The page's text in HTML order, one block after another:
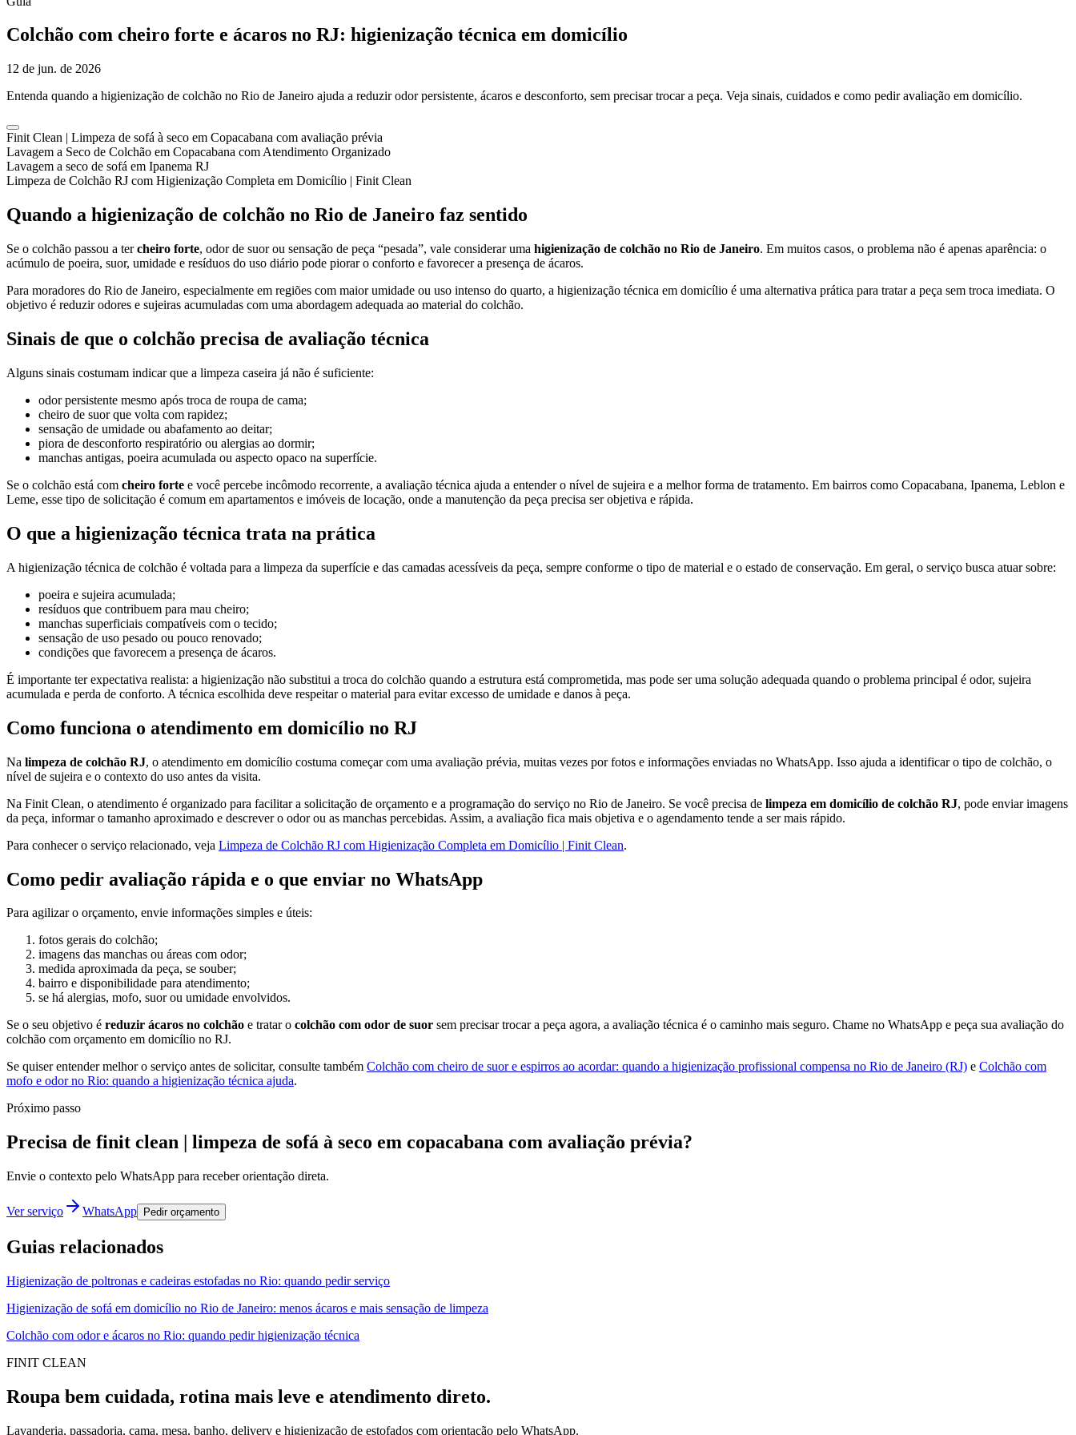
Colchão com cheiro forte e ácaros no RJ: higienização técnica em domicílio
12 de jun. de 2026
Entenda quando a higienização de colchão no Rio de Janeiro ajuda a reduzir odor persistente, ácaros e desconforto, sem precisar trocar a peça. Veja sinais, cuidados e como pedir avaliação em domicílio.
Finit Clean | Limpeza de sofá à seco em Copacabana com avaliação prévia
Lavagem a Seco de Colchão em Copacabana com Atendimento Organizado
Lavagem a seco de sofá em Ipanema RJ
Limpeza de Colchão RJ com Higienização Completa em Domicílio | Finit Clean
Quando a higienização de colchão no Rio de Janeiro faz sentido
Se o colchão passou a tercheiro forte, odor de suor ou sensação de peça “pesada”, vale considerar uma higienização de colchão no Rio de Janeiro. Em muitos casos, o problema não é apenas aparência: o
acúmulo de poeira, suor, umidade e resíduos do uso diário pode piorar o conforto e favorecer a presença de ácaros.
Para moradores do Rio de Janeiro, especialmente em regiões com maior umidade ou uso intenso do quarto, a higienização técnica em domicílio é uma alternativa prática para tratar a peça sem troca imediata. O
objetivo é reduzir odores e sujeiras acumuladas com uma abordagem adequada ao material do colchão.
Sinais de que o colchão precisa de avaliação técnica
Alguns sinais costumam indicar que a limpeza caseira já não é suficiente:
odor persistente mesmo após troca de roupa de cama;
cheiro de suor que volta com rapidez;
sensação de umidade ou abafamento ao deitar;
piora de desconforto respiratório ou alergias ao dormir;
manchas antigas, poeira acumulada ou aspecto opaco na superfície.
Se o colchão está com cheiro forte e você percebe incômodo recorrente, a avaliação técnica ajuda a entender o nível de sujeira e a melhor forma de tratamento. Em bairros como Copacabana, Ipanema, Leblon e
Leme, esse tipo de solicitação é comum em apartamentos e imóveis de locação, onde a manutenção da peça precisa ser objetiva e rápida.
O que a higienização técnica trata na prática
A higienização técnica de colchão é voltada para a limpeza da superfície e das camadas acessíveis da peça, sempre conforme o tipo de material e o estado de conservação. Em geral, o serviço busca atuar sobre:
poeira e sujeira acumulada;
resíduos que contribuem para mau cheiro;
manchas superficiais compatíveis com o tecido;
sensação de uso pesado ou pouco renovado;
condições que favorecem a presença de ácaros.
É importante ter expectativa realista: a higienização não substitui a troca do colchão quando a estrutura está comprometida, mas pode ser uma solução adequada quando o problema principal é odor, sujeira
acumulada e perda de conforto. A técnica escolhida deve respeitar o material para evitar excesso de umidade e danos à peça.
Como funciona o atendimento em domicílio no RJ
Na limpeza de colchão RJ, o atendimento em domicílio costuma começar com uma avaliação prévia, muitas vezes por fotos e informações enviadas no WhatsApp. Isso ajuda a identificar o tipo de colchão, o
nível de sujeira e o contexto do uso antes da visita.
Na Finit Clean, o atendimento é organizado para facilitar a solicitação de orçamento e a programação do serviço no Rio de Janeiro. Se você precisa de limpeza em domicílio de colchão RJ, pode enviar imagens
da peça, informar o tamanho aproximado e descrever o odor ou as manchas percebidas. Assim, a avaliação fica mais objetiva e o agendamento tende a ser mais rápido.
Para conhecer o serviço relacionado, veja Limpeza de Colchão RJ com Higienização Completa em Domicílio | Finit Clean.
Como pedir avaliação rápida e o que enviar no WhatsApp
Para agilizar o orçamento, envie informações simples e úteis:
fotos gerais do colchão;
imagens das manchas ou áreas com odor;
medida aproximada da peça, se souber;
bairro e disponibilidade para atendimento;
se há alergias, mofo, suor ou umidade envolvidos.
Se o seu objetivo é reduzir ácaros no colchão e tratar o colchão com odor de suor sem precisar trocar a peça agora, a avaliação técnica é o caminho mais seguro. Chame no WhatsApp e peça sua avaliação do
colchão com orçamento em domicílio no RJ.
Se quiser entender melhor o serviço antes de solicitar, consulte também Colchão com cheiro de suor e espirros ao acordar: quando a higienização profissional compensa no Rio de Janeiro (RJ) e Colchão com
mofo e odor no Rio: quando a higienização técnica ajuda.
Próximo passo
Precisa de finit clean | limpeza de sofá à seco em copacabana com avaliação prévia?
Envie o contexto pelo WhatsApp para receber orientação direta.
Ver serviço WhatsApp Pedir orçamento
Guias relacionados
Higienização de poltronas e cadeiras estofadas no Rio: quando pedir serviço
Higienização de sofá em domicílio no Rio de Janeiro: menos ácaros e mais sensação de limpeza
Colchão com odor e ácaros no Rio: quando pedir higienização técnica
FINIT CLEAN
Roupa bem cuidada, rotina mais leve e atendimento direto.
Lavanderia, passadoria, cama, mesa, banho, delivery e higienização de estofados com orientação pelo WhatsApp.